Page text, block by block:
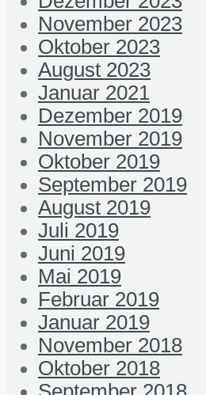
November 2023
Oktober 2023
August 2023
Januar 2021
Dezember 2019
November 2019
Oktober 2019
September 2019
August 2019
Juli 2019
Juni 2019
Mai 2019
Februar 2019
Januar 2019
November 2018
Oktober 2018